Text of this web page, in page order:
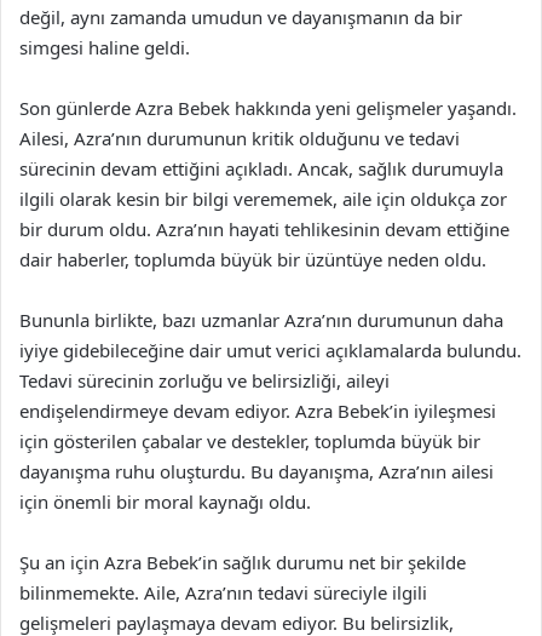
değil, aynı zamanda umudun ve dayanışmanın da bir
simgesi haline geldi.
Son günlerde Azra Bebek hakkında yeni gelişmeler yaşandı.
Ailesi, Azra’nın durumunun kritik olduğunu ve tedavi
sürecinin devam ettiğini açıkladı. Ancak, sağlık durumuyla
ilgili olarak kesin bir bilgi verememek, aile için oldukça zor
bir durum oldu. Azra’nın hayati tehlikesinin devam ettiğine
dair haberler, toplumda büyük bir üzüntüye neden oldu.
Bununla birlikte, bazı uzmanlar Azra’nın durumunun daha
iyiye gidebileceğine dair umut verici açıklamalarda bulundu.
Tedavi sürecinin zorluğu ve belirsizliği, aileyi
endişelendirmeye devam ediyor. Azra Bebek’in iyileşmesi
için gösterilen çabalar ve destekler, toplumda büyük bir
dayanışma ruhu oluşturdu. Bu dayanışma, Azra’nın ailesi
için önemli bir moral kaynağı oldu.
Şu an için Azra Bebek’in sağlık durumu net bir şekilde
bilinmemekte. Aile, Azra’nın tedavi süreciyle ilgili
gelişmeleri paylaşmaya devam ediyor. Bu belirsizlik,